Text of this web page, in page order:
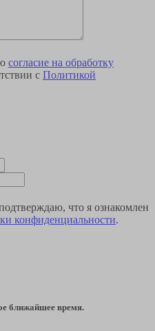
согласие на обработку
с Политикой
что я ознакомлен
конфиденциальности.
ближайшее время.